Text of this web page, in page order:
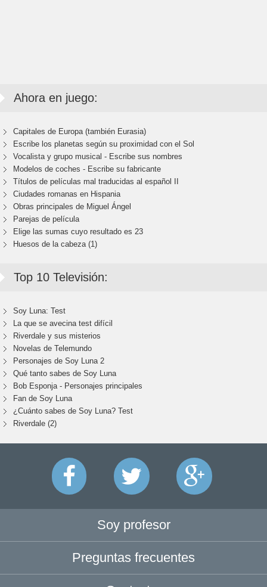
Ahora en juego:
Capitales de Europa (también Eurasia)
Escribe los planetas según su proximidad con el Sol
Vocalista y grupo musical - Escribe sus nombres
Modelos de coches - Escribe su fabricante
Títulos de películas mal traducidas al español II
Ciudades romanas en Hispania
Obras principales de Miguel Ángel
Parejas de película
Elige las sumas cuyo resultado es 23
Huesos de la cabeza (1)
Top 10 Televisión:
Soy Luna: Test
La que se avecina test difícil
Riverdale y sus misterios
Novelas de Telemundo
Personajes de Soy Luna 2
Qué tanto sabes de Soy Luna
Bob Esponja - Personajes principales
Fan de Soy Luna
¿Cuánto sabes de Soy Luna? Test
Riverdale (2)
Soy profesor
Preguntas frecuentes